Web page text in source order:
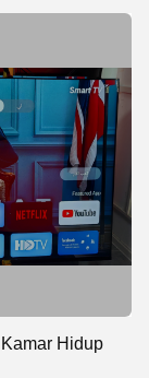
Hidup